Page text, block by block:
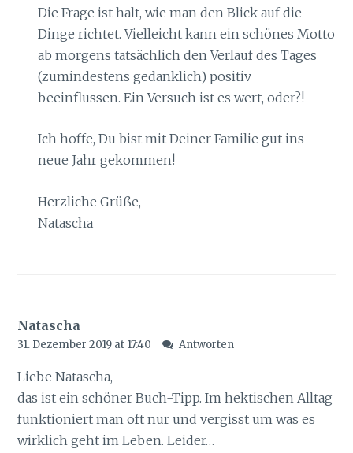
Die Frage ist halt, wie man den Blick auf die
Dinge richtet. Vielleicht kann ein schönes Motto
ab morgens tatsächlich den Verlauf des Tages
(zumindestens gedanklich) positiv
beeinflussen. Ein Versuch ist es wert, oder?!
Ich hoffe, Du bist mit Deiner Familie gut ins
neue Jahr gekommen!
Herzliche Grüße,
Natascha
Natascha
31. Dezember 2019 at 17:40 Antworten
Liebe Natascha,
das ist ein schöner Buch-Tipp. Im hektischen Alltag
funktioniert man oft nur und vergisst um was es
wirklich geht im Leben. Leider…